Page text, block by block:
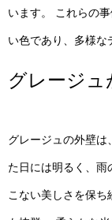
います。 これらの
い色であり、多様な
グレージュ
グレージュの外壁
た日には明るく、
こない美しさを保